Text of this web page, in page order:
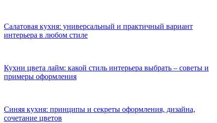
Салатовая кухня: универсальный и практичный вариант
интерьера в любом стиле
Кухни цвета лайм: какой стиль интерьера выбрать – советы и
примеры оформления
Синяя кухня: принципы и секреты оформления, дизайна,
сочетание цветов